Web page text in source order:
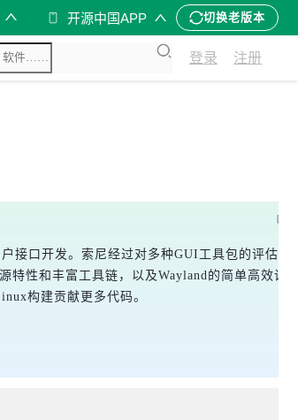
开源中国APP 切换老版本
登录 注册
接口开发。索尼经过对多种GUI工具包的评估，
性和丰富工具链，以及Wayland的简单高效设
构建贡献更多代码。